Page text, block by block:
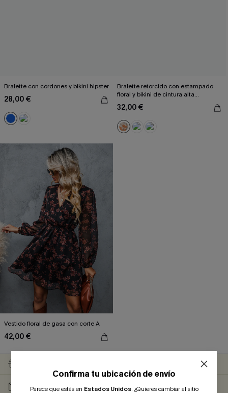
Bralette con cordones y bikini hipster
28,00 €
Bralette retorcido con estampado
floral y bikini de cintura alta
empalmado
32,00 €
Vestido floral de gasa con corte A
42,00 €
Confirma tu ubicación de envío
Parece que estás en Estados Unidos. ¿Quieres cambiar al sitio
DEVOLUCIÓN EN 30 DÍAS
SUSCRIBIRTE
PROMOCIÓN